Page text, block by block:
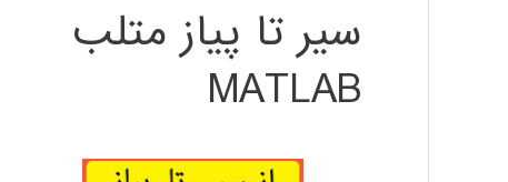
سیر تا پیاز متلب
MATLAB